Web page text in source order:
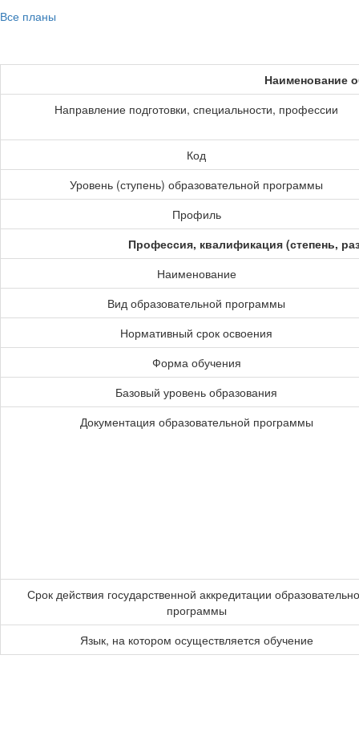
Все планы
Наименование
Направление подготовки, специальности, профессии
Код
Уровень (ступень) образовательной программы
Профиль
Профессия, квалификация (степень,
Наименование
Вид образовательной программы
Нормативный срок освоения
Форма обучения
Базовый уровень образования
Документация образовательной программы
Срок действия государственной аккредитации
программы
Язык, на котором осуществляется обучение